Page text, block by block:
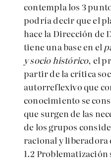
contempla los 3
podría decir que el
hace la Dirección
tiene una base en el
y socio histórico, el
partir de la crítica
autorreflexivo que
conocimiento se
que surgen de las
de los grupos
racional y liberadora
1.2 Problematización